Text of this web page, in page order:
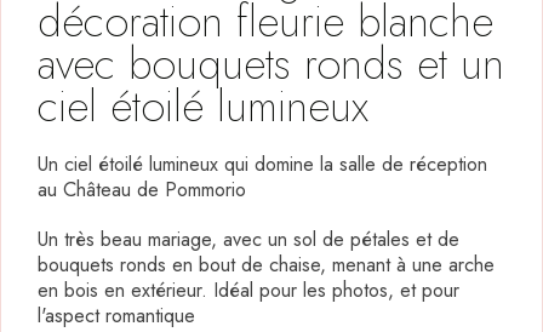
décoration fleurie blanche
avec bouquets ronds et un
ciel étoilé lumineux
Un ciel étoilé lumineux qui domine la salle de réception
au Château de Pommorio
Un très beau mariage, avec un sol de pétales et de
bouquets ronds en bout de chaise, menant à une arche
en bois en extérieur. Idéal pour les photos, et pour
l'aspect romantique